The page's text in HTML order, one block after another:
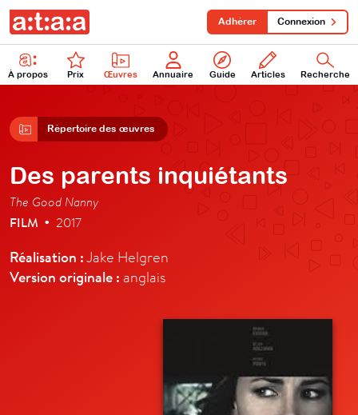
À propos Prix Œuvres Annuaire Guide Articles Recherche
Adhérer Connexion
Répertoire des œuvres
Des parents inquiétants
The Good Nanny
FILM • 2017
Réalisation :Jake Helgren
Version originale : anglais